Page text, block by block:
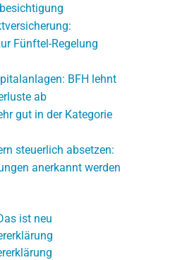
Fünftel-Regelung
BFH lehnt
ab
gut in der Kategorie
steuerlich absetzen:
anerkannt werden
ist neu